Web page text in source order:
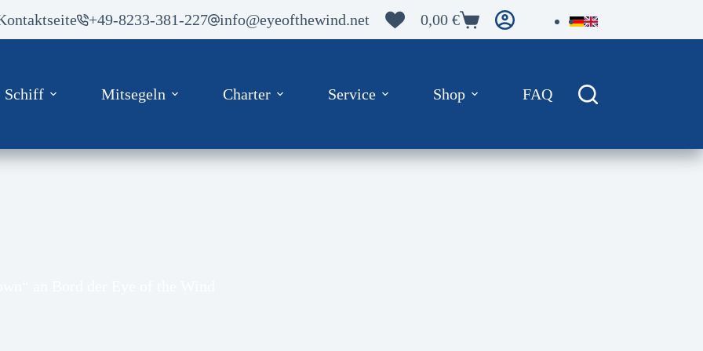
+49-8233-381-227 info@eyeofthewind.net Warenkorb
0,00 €
Schiff Mitsegeln Charter Service Shop FAQ